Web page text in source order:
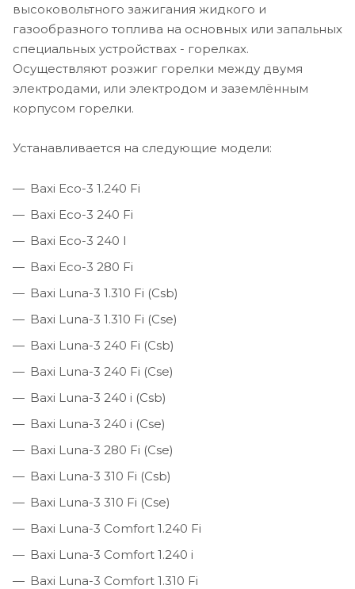
высоковольтного зажигания жидкого и
газообразного топлива на основных или запальных
специальных устройствах - горелках.
Осуществляют розжиг горелки между двумя
электродами, или электродом и заземлённым
корпусом горелки.
Устанавливается на следующие модели:
Baxi Eco-3 1.240 Fi
Baxi Eco-3 240 Fi
Baxi Eco-3 240 I
Baxi Eco-3 280 Fi
Baxi Luna-3 1.310 Fi (Csb)
Baxi Luna-3 1.310 Fi (Cse)
Baxi Luna-3 240 Fi (Csb)
Baxi Luna-3 240 Fi (Cse)
Baxi Luna-3 240 i (Csb)
Baxi Luna-3 240 i (Cse)
Baxi Luna-3 280 Fi (Cse)
Baxi Luna-3 310 Fi (Csb)
Baxi Luna-3 310 Fi (Cse)
Baxi Luna-3 Comfort 1.240 Fi
Baxi Luna-3 Comfort 1.240 i
Baxi Luna-3 Comfort 1.310 Fi